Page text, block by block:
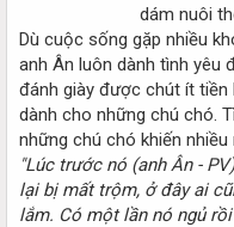
dám nuôi
Dù cuộc sống gặp nhiều
anh Ân luôn dành tình yêu
đánh giày được chút ít tiền
dành cho những chú chó.
những chú chó khiến
"Lúc trước nó (anh Ân -
lại bị mất trộm, ở đây ai
lắm. Có một lần nó ngủ